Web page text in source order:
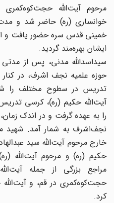
مرحوم آیت‌الله حجت‌کوه‌کمری
خوانساری (ره) حاضر شد و مدت
خمینی قدس سره حضور یافت و از
ایشان بهره‌مند گردید.
سید‌اسدالله مدنی، پس از
حوزه علمیه نجف اشرف، در
تدریس در سطوح مختلف را
آیت‌الله حکیم (ره)، کرسی
را به عهده گرفت و در اندک
نجف‌اشرف به شمار آمد. شهید
خارج مرحوم آیت‌الله سید
حکیم (ره) و مرحوم آیت‌الله
مراجع بزرگی از جمله
حجت‌کوه‌کمری در قم، و آیت‌الله
کرد.